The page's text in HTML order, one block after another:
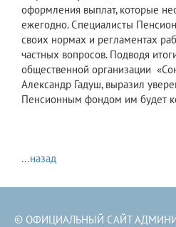
оформления выплат, которые
ежегодно. Специалисты
своих нормах и регламентах
частных вопросов. Подводя
общественной организации
Александр Гадуш, выразил
Пенсионным фондом им будет
...назад
© ОФИЦИАЛЬНЫЙ САЙТ